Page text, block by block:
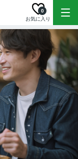
お気に入り
0